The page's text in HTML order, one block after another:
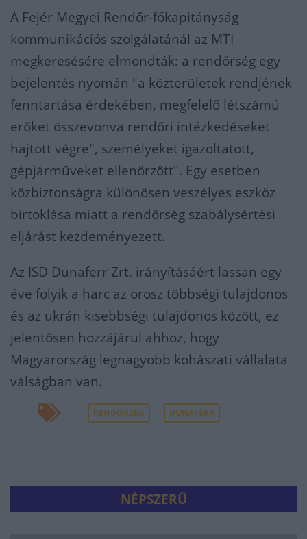
A Fejér Megyei Rendőr-főkapitányság
kommunikációs szolgálatánál az MTI
megkeresésére elmondták: a rendőrség egy
bejelentés nyomán "a közterületek rendjének
fenntartása érdekében, megfelelő létszámú
erőket összevonva rendőri intézkedéseket
hajtott végre", személyeket igazoltatott,
gépjárműveket ellenőrzött". Egy esetben
közbiztonságra különösen veszélyes eszköz
birtoklása miatt a rendőrség szabálysértési
eljárást kezdeményezett.
Az ISD Dunaferr Zrt. irányításáért lassan egy
éve folyik a harc az orosz többségi tulajdonos
és az ukrán kisebbségi tulajdonos között, ez
jelentősen hozzájárul ahhoz, hogy
Magyarország legnagyobb kohászati vállalata
válságban van.
RENDŐRSÉG DUNAFERR
NÉPSZERŰ